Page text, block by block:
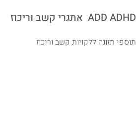
אתגרי קשב וריכוז ADD ADHD
תוספי תזונה ללקויות קשב וריכוז